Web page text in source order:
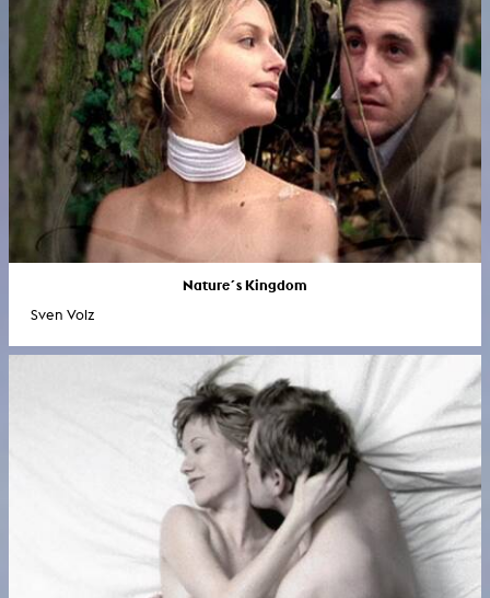
Nature´s Kingdom
Sven Volz